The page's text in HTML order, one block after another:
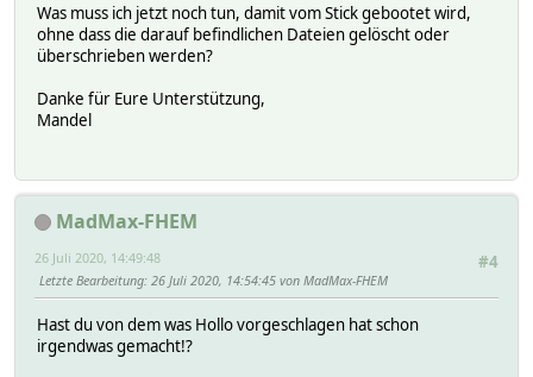
Was muss ich jetzt noch tun, damit vom Stick gebootet wird,
ohne dass die darauf befindlichen Dateien gelöscht oder
überschrieben werden?
Danke für Eure Unterstützung,
Mandel
MadMax-FHEM
#4
26 Juli 2020, 14:49:48
Letzte Bearbeitung: 26 Juli 2020, 14:54:45 von MadMax-FHEM
Hast du von dem was Hollo vorgeschlagen hat schon
irgendwas gemacht!?